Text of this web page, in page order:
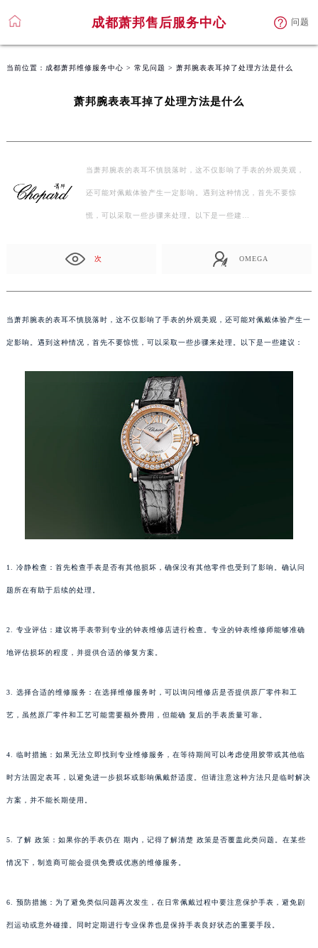
成都萧邦售后服务中心 问题
当前位置： 成都萧邦维修服务中心 > 常见问题 > 萧邦腕表表耳掉了处理方法是什么
萧邦腕表表耳掉了处理方法是什么
当萧邦腕表的表耳不慎脱落时，这不仅影响了手表的外观美观，
还可能对佩戴体验产生一定影响。遇到这种情况，首先不要惊
慌，可以采取一些步骤来处理。以下是一些建…
次 OMEGA
当萧邦腕表的表耳不慎脱落时，这不仅影响了手表的外观美观，还可能对佩戴体验产生一
定影响。遇到这种情况，首先不要惊慌，可以采取一些步骤来处理。以下是一些建议：
1. 冷静检查：首先检查手表是否有其他损坏，确保没有其他零件也受到了影响。确认问
题所在有助于后续的处理。
2. 专业评估：建议将手表带到专业的钟表维修店进行检查。专业的钟表维修师能够准确
地评估损坏的程度，并提供合适的修复方案。
3. 选择合适的维修服务：在选择维修服务时，可以询问维修店是否提供原厂零件和工
艺，虽然原厂零件和工艺可能需要额外费用，但能确 复后的手表质量可靠。
4. 临时措施：如果无法立即找到专业维修服务，在等待期间可以考虑使用胶带或其他临
时方法固定表耳，以避免进一步损坏或影响佩戴舒适度。但请注意这种方法只是临时解决
方案，并不能长期使用。
5. 了解 政策：如果你的手表仍在 期内，记得了解清楚 政策是否覆盖此类问题。在某些
情况下，制造商可能会提供免费或优惠的维修服务。
6. 预防措施：为了避免类似问题再次发生，在日常佩戴过程中要注意保护手表，避免剧
烈运动或意外碰撞。同时定期进行专业保养也是保持手表良好状态的重要手段。